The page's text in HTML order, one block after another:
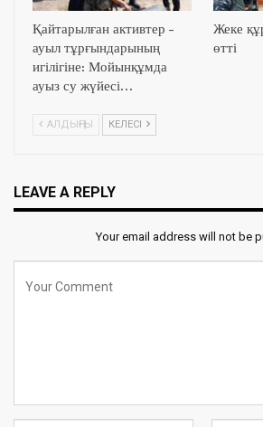
Қайтарылған активтер –
ауыл тұрғындарының
игілігіне: Мойынқұмда
ауыз су жүйесі…
Жеке
өтті
АЛДЫҢҒЫ КЕЛЕСІ
LEAVE A REPLY
Your email address will not be